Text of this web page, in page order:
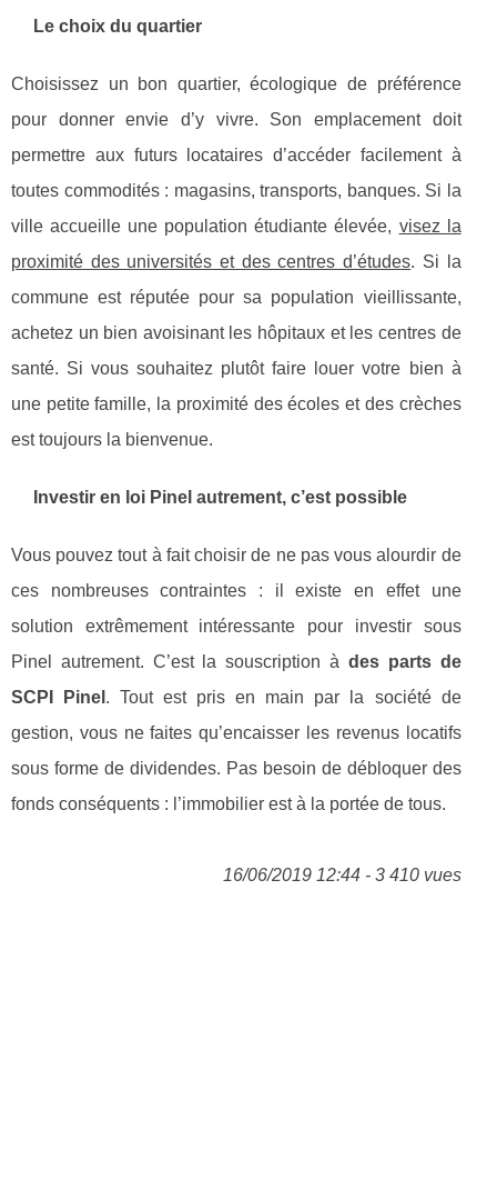
Le choix du quartier
Choisissez un bon quartier, écologique de préférence
pour donner envie d’y vivre. Son emplacement doit
permettre aux futurs locataires d’accéder facilement à
toutes commodités : magasins, transports, banques. Si la
ville accueille une population étudiante élevée, visez la
proximité des universités et des centres d’études. Si la
commune est réputée pour sa population vieillissante,
achetez un bien avoisinant les hôpitaux et les centres de
santé. Si vous souhaitez plutôt faire louer votre bien à
une petite famille, la proximité des écoles et des crèches
est toujours la bienvenue.
Investir en loi Pinel autrement, c’est possible
Vous pouvez tout à fait choisir de ne pas vous alourdir de
ces nombreuses contraintes : il existe en effet une
solution extrêmement intéressante pour investir sous
Pinel autrement. C’est la souscription à des parts de
SCPI Pinel . Tout est pris en main par la société de
gestion, vous ne faites qu’encaisser les revenus locatifs
sous forme de dividendes. Pas besoin de débloquer des
fonds conséquents : l’immobilier est à la portée de tous.
16/06/2019 12:44 - 3 410 vues